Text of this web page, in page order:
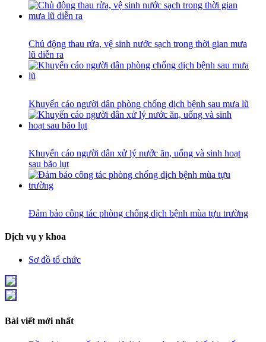
Chủ động thau rửa, vệ sinh nước sạch trong thời gian mưa
lũ diễn ra
Khuyến cáo người dân phòng chống dịch bệnh sau mưa lũ
Khuyến cáo người dân xử lý nước ăn, uống và sinh hoạt
sau bão lụt
Đảm bảo công tác phòng chống dịch bệnh mùa tựu trường
Dịch vụ y khoa
Sơ đồ tổ chức
Bài viết mới nhất